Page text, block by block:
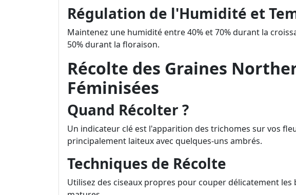
Régulation de l'Humidité et
Maintenez une humidité entre 40% et 70% durant la
50% durant la floraison.
Récolte des Graines
Féminisées
Quand Récolter ?
Un indicateur clé est l'apparition des trichomes sur vos
principalement laiteux avec quelques-uns ambrés.
Techniques de Récolte
Utilisez des ciseaux propres pour couper délicatement